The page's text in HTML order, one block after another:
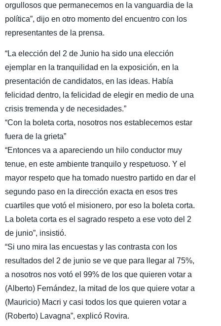
orgullosos que permanecemos en la vanguardia de la
política”, dijo en otro momento del encuentro con los
representantes de la prensa.
“La elección del 2 de Junio ha sido una elección
ejemplar en la tranquilidad en la exposición, en la
presentación de candidatos, en las ideas. Había
felicidad dentro, la felicidad de elegir en medio de una
crisis tremenda y de necesidades.”
“Con la boleta corta, nosotros nos establecemos estar
fuera de la grieta”
“Entonces va a apareciendo un hilo conductor muy
tenue, en este ambiente tranquilo y respetuoso. Y el
mayor respeto que ha tomado nuestro partido en dar el
segundo paso en la dirección exacta en esos tres
cuartiles que votó el misionero, por eso la boleta corta.
La boleta corta es el sagrado respeto a ese voto del 2
de junio”, insistió.
“Si uno mira las encuestas y las contrasta con los
resultados del 2 de junio se ve que para llegar al 75%,
a nosotros nos votó el 99% de los que quieren votar a
(Alberto) Fernández, la mitad de los que quiere votar a
(Mauricio) Macri y casi todos los que quieren votar a
(Roberto) Lavagna”, explicó Rovira.